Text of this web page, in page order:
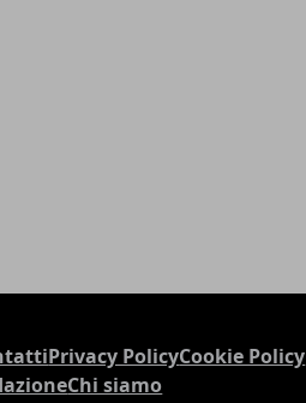
Privacy PolicyCookie Policy
Chi siamo